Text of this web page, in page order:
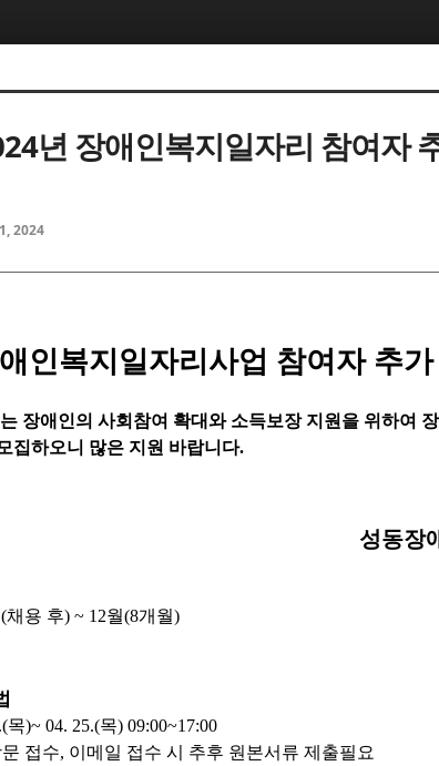
년 장애인복지일자리 참여자
2024
인복지일자리사업 참여자 추
장애인의 사회참여 확대와 소득보장 지원을 위하여
집하오니 많은 지원 바랍니다.
성동장
(채용 후) ~ 12월(8개월)
목)~ 04. 25.(목) 09:00~17:00
접수, 이메일 접수 시 추후 원본서류 제출필요